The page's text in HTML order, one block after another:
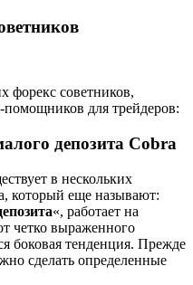
форекс советников,
помощников для трейдеров:
депозита Cobra
в нескольких
который еще называют:
«, работает на
четко выраженного
боковая тенденция. Прежде
сделать определенные